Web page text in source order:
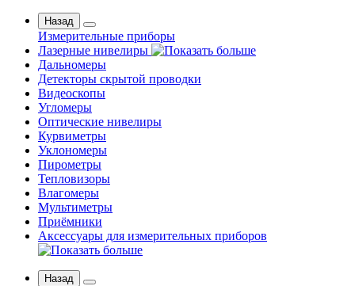
Назад
Измерительные приборы
Лазерные нивелиры
Дальномеры
Детекторы скрытой проводки
Видеоскопы
Угломеры
Оптические нивелиры
Курвиметры
Уклономеры
Пирометры
Тепловизоры
Влагомеры
Мультиметры
Приёмники
Аксессуары для измерительных приборов
Назад